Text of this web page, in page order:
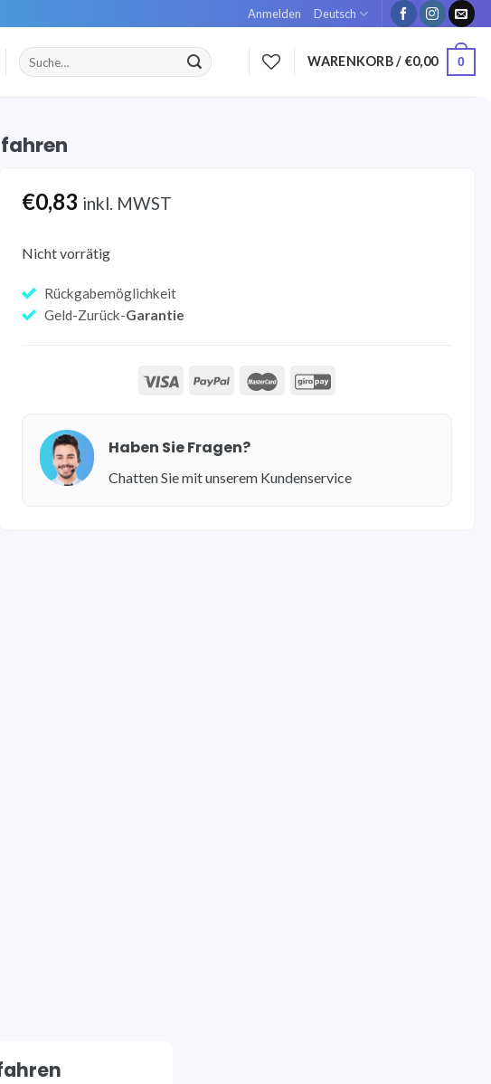
Anmelden Deutsch
Suche
nach:
WARENKORB / €0,00 0
€0,83 inkl. MWST
Nicht vorrätig
Rückgabemöglichkeit
Geld-Zurück-Garantie
Haben Sie Fragen?
Chatten Sie mit unserem Kundenservice